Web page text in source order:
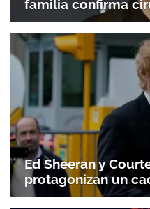
familia confirma
Ed Sheeran y
protagonizan un